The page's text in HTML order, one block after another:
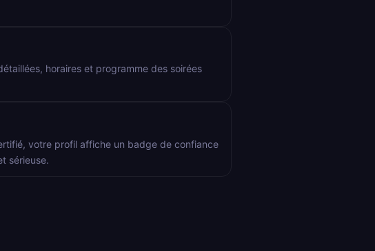
horaires et programme des soirées
votre profil affiche un badge de confiance
sérieuse.